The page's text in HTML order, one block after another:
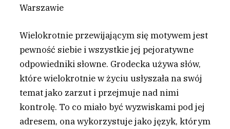
Warszawie
Wielokrotnie przewijającym się motywem jest
pewność siebie i wszystkie jej pejoratywne
odpowiedniki słowne. Grodecka używa słów,
które wielokrotnie w życiu usłyszała na swój
temat jako zarzut i przejmuje nad nimi
kontrolę. To co miało być wyzwiskami pod jej
adresem, ona wykorzystuje jako język, którym